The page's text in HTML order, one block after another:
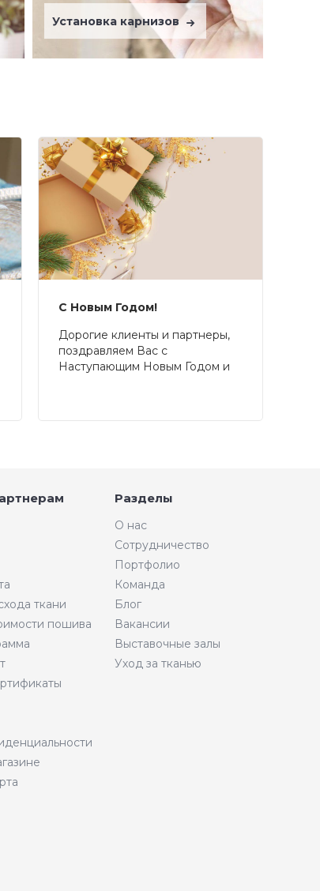
Установка карнизов
С Новым Годом!
Дорогие клиенты и партнеры,
поздравляем Вас с
Наступающим Новым Годом и
ткани
пошива
Разделы
О нас
Сотрудничество
Портфолио
Команда
Блог
Вакансии
Выставочные залы
Уход за тканью